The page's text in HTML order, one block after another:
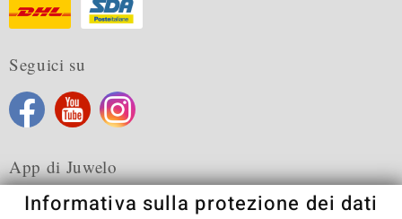
Seguici su
App di Juwelo
Informativa sulla protezione dei dati